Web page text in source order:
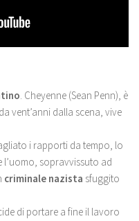
. Cheyenne (Sean Penn), è
vent’anni dalla scena, vive
i rapporti da tempo, lo
l’uomo, sopravvissuto ad
criminale nazista sfuggito
di portare a fine il lavoro